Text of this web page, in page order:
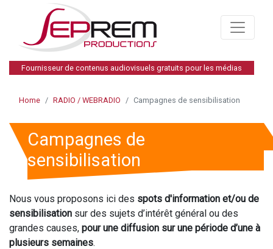
Fournisseur de contenus audiovisuels gratuits pour les médias
Home RADIO / WEBRADIO Campagnes de sensibilisation
Campagnes de
sensibilisation
Nous vous proposons ici des spots d'information et/ou de
sensibilisation sur des sujets d’intérêt général ou des
grandes causes, pour une diffusion sur une période d’une à
plusieurs semaines.